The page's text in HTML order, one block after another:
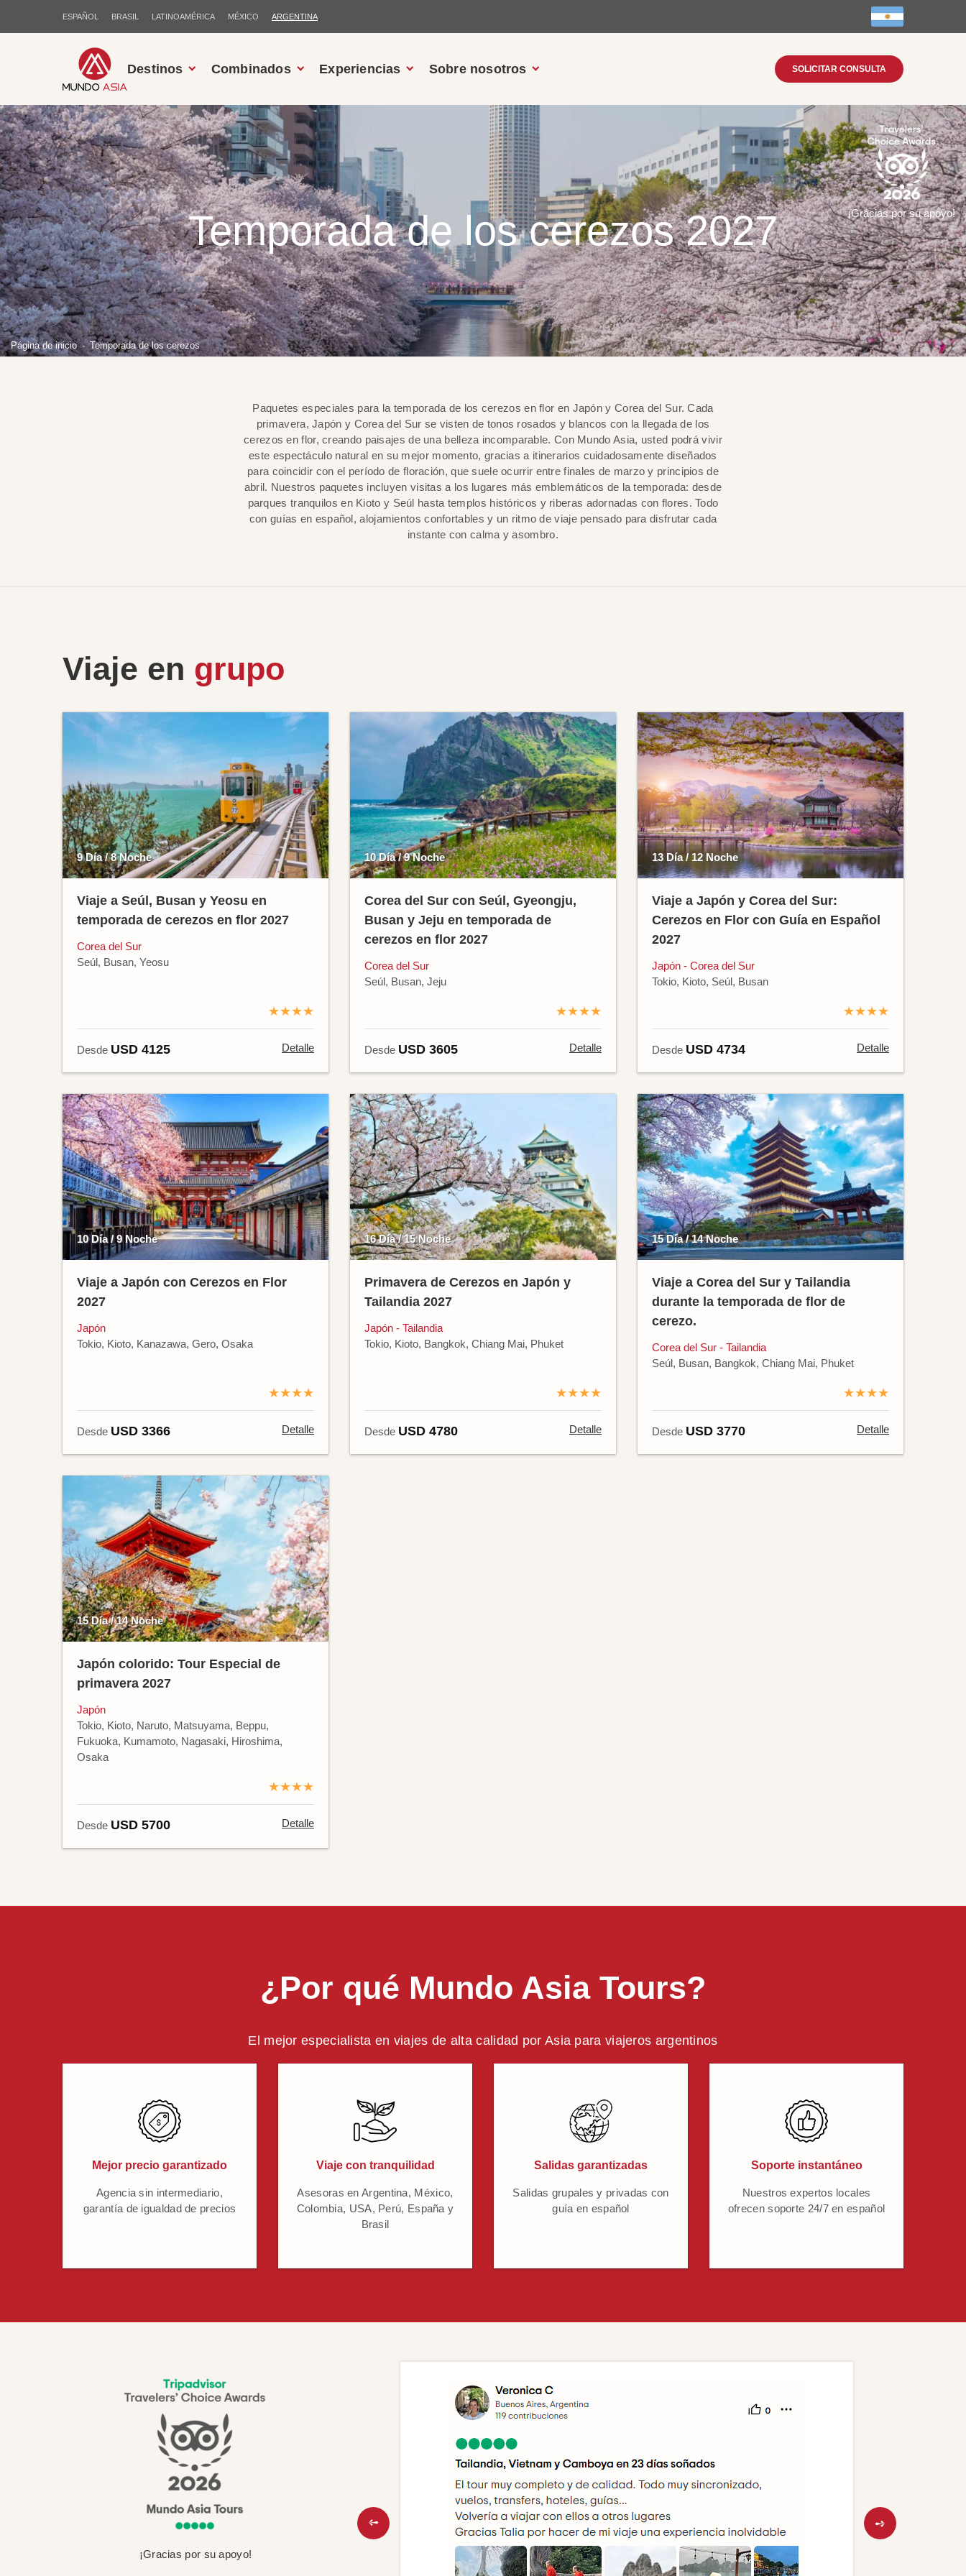
ESPAÑOL BRASIL LATINOAMÉRICA MÉXICO ARGENTINA
Destinos Combinados Experiencias Sobre nosotros SOLICITAR CONSULTA
Temporada de los cerezos 2027
Página de inicio Temporada de los cerezos
¡Gracias por su apoyo!
Paquetes especiales para la temporada de los cerezos en flor en Japón y Corea del Sur. Cada
primavera, Japón y Corea del Sur se visten de tonos rosados y blancos con la llegada de los
cerezos en flor, creando paisajes de una belleza incomparable. Con Mundo Asia, usted podrá vivir
este espectáculo natural en su mejor momento, gracias a itinerarios cuidadosamente diseñados
para coincidir con el período de floración, que suele ocurrir entre finales de marzo y principios de
abril. Nuestros paquetes incluyen visitas a los lugares más emblemáticos de la temporada: desde
parques tranquilos en Kioto y Seúl hasta templos históricos y riberas adornadas con flores. Todo
con guías en español, alojamientos confortables y un ritmo de viaje pensado para disfrutar cada
instante con calma y asombro.
Viaje en grupo
9 Día / 8 Noche
Viaje a Seúl, Busan y Yeosu en
temporada de cerezos en flor 2027
Corea del Sur
Seúl, Busan, Yeosu
★★★★
Desde USD 4125 Detalle
10 Día / 9 Noche
Corea del Sur con Seúl, Gyeongju,
Busan y Jeju en temporada de
cerezos en flor 2027
Corea del Sur
Seúl, Busan, Jeju
★★★★
Desde USD 3605 Detalle
13 Día / 12 Noche
Viaje a Japón y Corea del Sur:
Cerezos en Flor con Guía en Español
2027
Japón - Corea del Sur
Tokio, Kioto, Seúl, Busan
★★★★
Desde USD 4734 Detalle
10 Día / 9 Noche
Viaje a Japón con Cerezos en Flor
2027
Japón
Tokio, Kioto, Kanazawa, Gero, Osaka
★★★★
Desde USD 3366 Detalle
16 Día / 15 Noche
Primavera de Cerezos en Japón y
Tailandia 2027
Japón - Tailandia
Tokio, Kioto, Bangkok, Chiang Mai, Phuket
★★★★
Desde USD 4780 Detalle
15 Día / 14 Noche
Viaje a Corea del Sur y Tailandia
durante la temporada de flor de
cerezo.
Corea del Sur - Tailandia
Seúl, Busan, Bangkok, Chiang Mai, Phuket
★★★★
Desde USD 3770 Detalle
15 Día / 14 Noche
Japón colorido: Tour Especial de
primavera 2027
Japón
Tokio, Kioto, Naruto, Matsuyama, Beppu,
Fukuoka, Kumamoto, Nagasaki, Hiroshima,
Osaka
★★★★
Desde USD 5700 Detalle
¿Por qué Mundo Asia Tours?
El mejor especialista en viajes de alta calidad por Asia para viajeros argentinos
Mejor precio garantizado
Agencia sin intermediario,
garantía de igualdad de precios
Viaje con tranquilidad
Asesoras en Argentina, México,
Colombia, USA, Perú, España y
Brasil
Salidas garantizadas
Salidas grupales y privadas con
guía en español
Soporte instantáneo
Nuestros expertos locales
ofrecen soporte 24/7 en español
¡Gracias por su apoyo!